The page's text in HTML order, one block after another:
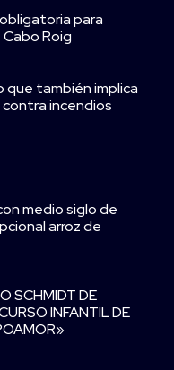
para
Roig
que también implica
incendios
medio siglo de
arroz de
SCHMIDT DE
INFANTIL DE